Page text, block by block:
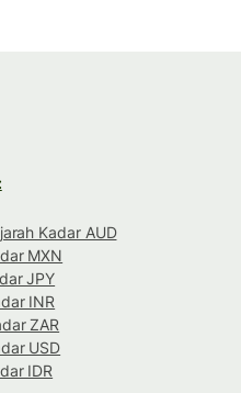
Kadar AUD
MXN
JPY
INR
ZAR
USD
IDR